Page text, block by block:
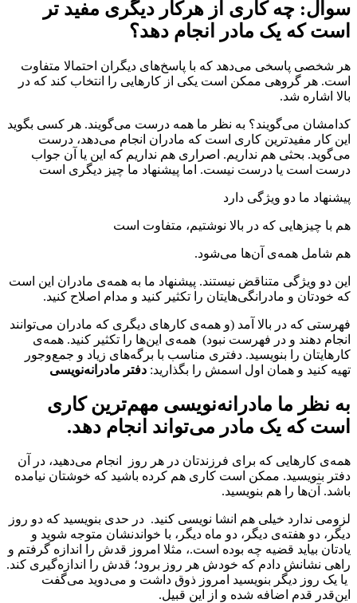
سوال: چه کاری از هرکار دیگری مفید تر
است که یک مادر انجام دهد؟
هر شخصی پاسخی می‌دهد که با پاسخ‌های دیگران احتمالا متفاوت
است. هر گروهی ممکن است یکی از کارهایی را انتخاب کند که در
بالا اشاره شد.
کدامشان می‌گویند؟ به نظر ما همه درست می‌گویند. هر کسی بگوید
این‌ کار مفیدترین کاری است که مادران انجام می‌دهد، درست
می‌گوید. بحثی هم نداریم. اصراری هم نداریم که این یا آن جواب
درست است یا درست نیست. اما پیشنهاد ما چیز دیگری است
پیشنهاد ما دو ویژگی دارد
هم با چیزهایی که در بالا نوشتیم، متفاوت است
هم شامل همه‌ی آن‌ها می‌شود.
این دو ویژگی متناقض نیستند. پیشنهاد ما به همه‌ی مادران این است
که خودتان و مادرانگی‌هایتان را تکثیر کنید و مدام اصلاح کنید.
فهرستی که در بالا آمد (و همه‌ی کارهای دیگری که مادران می‌توانند
انجام دهند و در فهرست نبود) همه‌ی این‌ها را تکثیر کنید. همه‌ی
کارهایتان را بنویسید. دفتری مناسب با برگه‌های زیاد و جمع‌و‌جور
تهیه کنید و همان اول اسمش را بگذارید: دفتر مادرانه‌نویسی
به نظر ما مادرانه‌نویسی مهم‌ترین کاری
است که یک مادر می‌تواند انجام دهد.
همه‌ی کارهایی که برای فرزندتان در هر روز انجام ‌می‌دهید، در آن
دفتر بنویسید. ممکن است کاری هم کرده باشید که خوشتان نیامده
باشد. آن‌ها را هم بنویسید.
لزومی ندارد خیلی هم انشا نویسی کنید. در حدی بنویسید که دو روز
دیگر، دو هفته‌ی دیگر، دو ماه دیگر، با خواندنشان متوجه شوید و
یادتان بیاید قضیه چه بوده است.، مثلا امروز قدش را اندازه گرفتم و
راهی نشانش دادم که خودش هر روز برود؛ قدش را اندازه‌گیری کند.
یا یک روز دیگر بنویسید امروز ذوق داشت و می‌دوید می‌گفت
این‌قدر قدم اضافه شده و از این قبیل.